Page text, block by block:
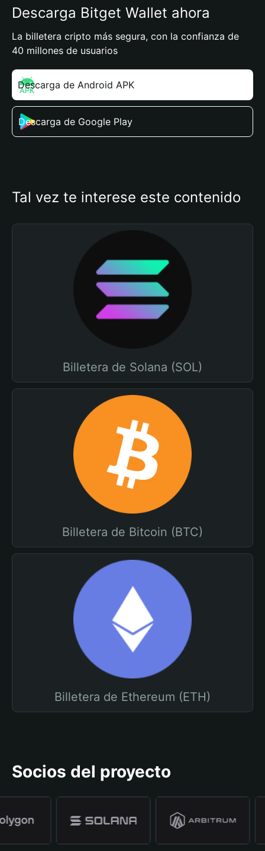
Descarga Bitget Wallet ahora
La billetera cripto más segura, con la confianza de
40 millones de usuarios
Descarga de Android APK
Descarga de Google Play
Tal vez te interese este contenido
Billetera de Solana (SOL)
Billetera de Bitcoin (BTC)
Billetera de Ethereum (ETH)
Socios del proyecto